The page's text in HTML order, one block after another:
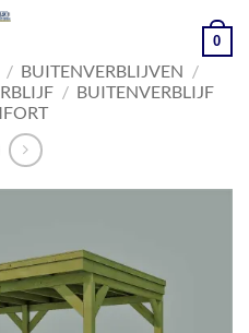
0
/ BUITENVERBLIJVEN /
/ BUITENVERBLIJF